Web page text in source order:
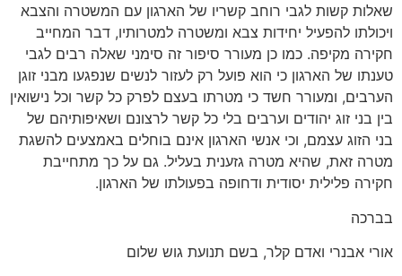
שאלות קשות לגבי רוחב קשריו של הארגון עם המשטרה והצבא
ויכולתו להפעיל יחידות צבא ומשטרה למטרותיו, דבר המחייב
חקירה מקיפה. כמו כן מעורר סיפור זה סימני שאלה רבים לגבי
טענתו של הארגון כי הוא פועל רק לעזור לנשים שנפגעו מבני זוגן
הערבים, ומעורר חשד כי מטרתו בעצם לפרק כל קשר וכל נישואין
בין בני זוג יהודים וערבים בלי כל קשר לרצונם ושאיפותיהם של
בני הזוג עצמם, וכי אנשי הארגון אינם בוחלים באמצעים להשגת
מטרה זאת, שהיא מטרה גזענית בעליל. גם על כך מתחייבת
חקירה פלילית יסודית ודחופה בפעולתו של הארגון.
בברכה
אורי אבנרי ואדם קלר, בשם תנועת גוש שלום